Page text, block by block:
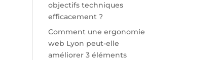
objectifs techniques
efficacement ?
Comment une ergonomie
web Lyon peut-elle
améliorer 3 éléments